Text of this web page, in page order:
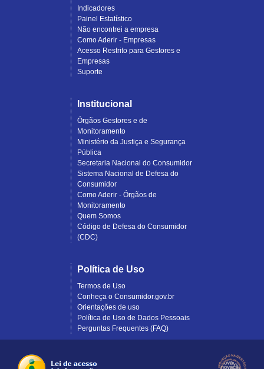
Indicadores
Painel Estatístico
Não encontrei a empresa
Como Aderir - Empresas
Acesso Restrito para Gestores e
Empresas
Suporte
Institucional
Órgãos Gestores e de
Monitoramento
Ministério da Justiça e Segurança
Pública
Secretaria Nacional do Consumidor
Sistema Nacional de Defesa do
Consumidor
Como Aderir - Órgãos de
Monitoramento
Quem Somos
Código de Defesa do Consumidor
(CDC)
Política de Uso
Termos de Uso
Conheça o Consumidor.gov.br
Orientações de uso
Política de Uso de Dados Pessoais
Perguntas Frequentes (FAQ)